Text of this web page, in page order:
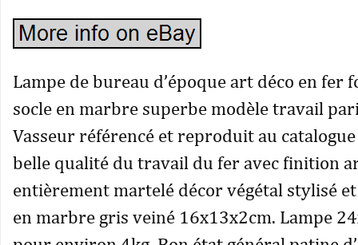
Lampe de bureau d’époque art déco en fer
socle en marbre superbe modèle travail
Vasseur référencé et reproduit au
belle qualité du travail du fer avec finition
entièrement martelé décor végétal stylisé
en marbre gris veiné 16x13x2cm. Lampe